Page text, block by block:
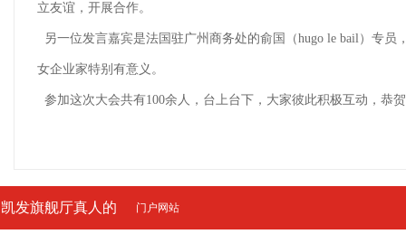
立友谊，开展合作。
另一位发言嘉宾是法国驻广州商务处的俞国（hugo le bail）专
女企业家特别有意义。
参加这次大会共有100余人，台上台下，大家彼此积极互动，恭
凯发旗舰厅真人的 门户网站